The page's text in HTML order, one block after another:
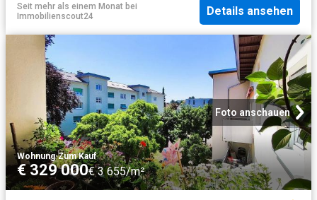
Seit mehr als einem Monat bei
Immobilienscout24
Details ansehen
Foto anschauen
Wohnung·Zum Kauf
€ 329 000€ 3 655/m²